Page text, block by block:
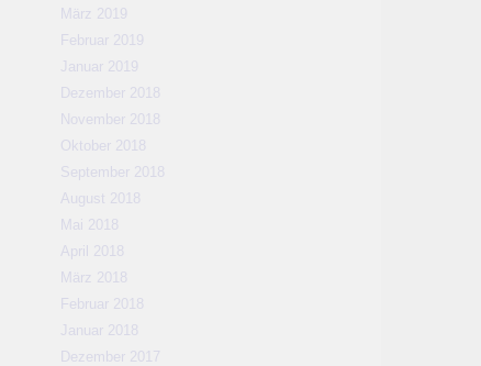
März 2019
Februar 2019
Januar 2019
Dezember 2018
November 2018
Oktober 2018
September 2018
August 2018
Mai 2018
April 2018
März 2018
Februar 2018
Januar 2018
Dezember 2017